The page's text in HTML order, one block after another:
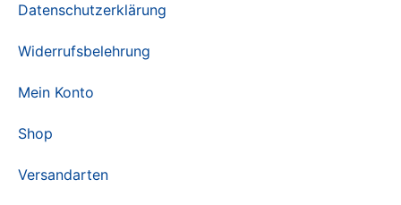
Datenschutzerklärung
Widerrufsbelehrung
Mein Konto
Shop
Versandarten